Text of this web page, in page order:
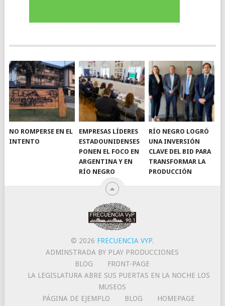
NO ROMPERSE EN EL
INTENTO
EMPRESAS LÍDERES
ESTADOUNIDENSES
PONEN EL FOCO EN
ARGENTINA Y EN
RÍO NEGRO
RÍO NEGRO LOGRÓ
UNA INVERSIÓN
CLAVE DEL BID PARA
TRANSFORMAR LA
PRODUCCIÓN
© 2026 FRECUENCIA VYP.
ADMINSTRADA BY PLAY PRODUCCIONES
BLOG
FRONT-PAGE
LA LEGISLATURA ABRE SUS PUERTAS EN LA NOCHE LOS
MUSEOS
PÁGINA DE EJEMPLO
BLOG HOMEPAGE